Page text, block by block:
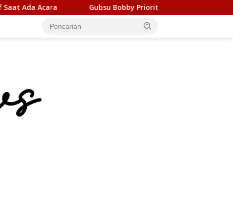
Gubsu Bobby Prioritaskan Infrastruktur Nias Utara, Jalan